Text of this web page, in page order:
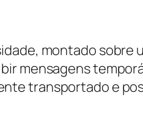
montado
mensagens
transportado e